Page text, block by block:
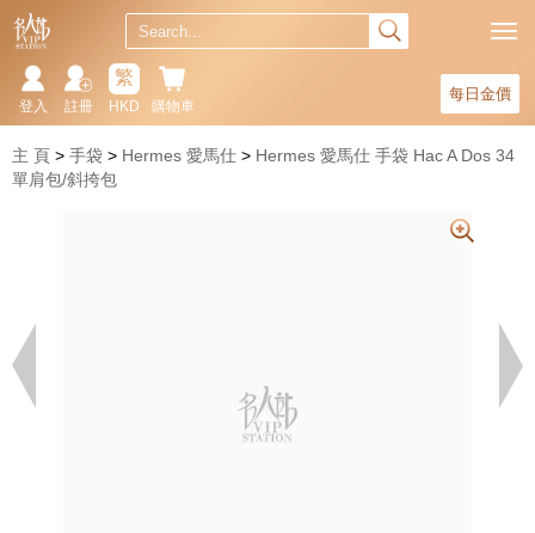
每日金價
購物車
繁
HKD
註冊
登入
主 頁 手袋 Hermes 愛馬仕
Hermes 愛馬仕 手袋 Hac A Dos 34
單肩包/斜挎包